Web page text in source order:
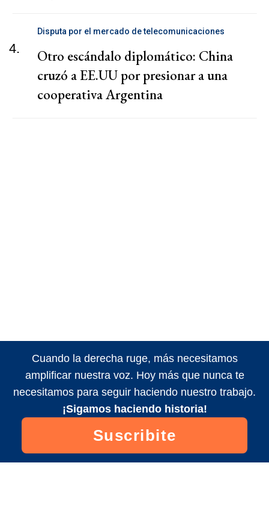
4.
Disputa por el mercado de telecomunicaciones
Otro escándalo diplomático: China
cruzó a EE.UU por presionar a una
cooperativa Argentina
Cuando la derecha ruge, más necesitamos
amplificar nuestra voz. Hoy más que nunca te
necesitamos para seguir haciendo nuestro trabajo.
¡Sigamos haciendo historia!
Suscribite